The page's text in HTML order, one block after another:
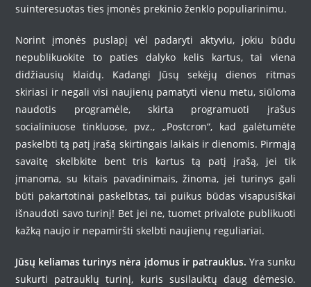
suinteresuotas ties įmonės prekinio ženklo populiarinimu.
Norint įmonės puslapį vėl padaryti aktyviu, jokiu būdu
nepublikuokite to paties dalyko kelis kartus, tai viena
didžiausių klaidų. Kadangi Jūsų sekėjų dienos ritmas
skiriasi ir negali visi naujienų pamatyti vienu metu, siūloma
naudotis programėle, skirta programuoti įrašus
socialiniuose tinkluose, pvz., „Postcron“, kad galėtumėte
paskelbti tą patį įrašą skirtingais laikais ir dienomis. Pirmąją
savaitę skelbkite bent tris kartus tą patį įrašą, jei tik
įmanoma, su kitais pavadinimais, žinoma, jei turinys gali
būti pakartotinai paskelbtas, tai puikus būdas visapusiškai
išnaudoti savo turinį! Bet jei ne, tuomet privalote publikuoti
kažką naujo ir nepamiršti skelbti naujienų reguliariai.
Jūsų keliamas turinys nėra įdomus ir patrauklus. Yra sunku
sukurti patrauklų turinį, kuris susilauktų daug dėmesio.